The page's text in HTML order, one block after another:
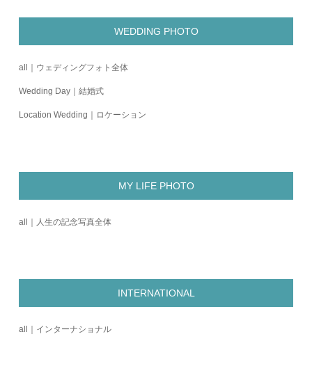
WEDDING PHOTO
all｜ウェディングフォト全体
Wedding Day｜結婚式
Location Wedding｜ロケーション
MY LIFE PHOTO
all｜人生の記念写真全体
INTERNATIONAL
all｜インターナショナル